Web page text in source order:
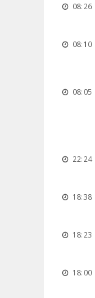
08:26
08:10
08:05
22:24
18:38
18:23
18:00